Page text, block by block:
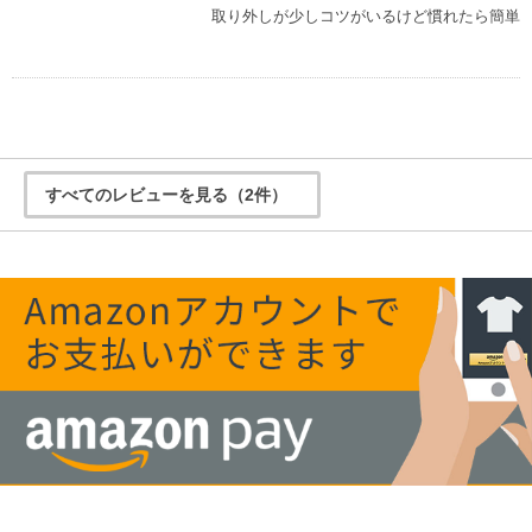
取り外しが少しコツがいるけど慣れたら簡単
すべてのレビューを見る（2件）